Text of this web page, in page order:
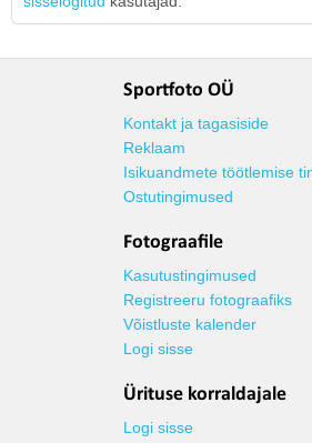
Sportfoto OÜ
Kontakt ja tagasiside
Reklaam
Isikuandmete töötlemise
Ostutingimused
Fotograafile
Kasutustingimused
Registreeru fotograafiks
Võistluste kalender
Logi sisse
Ürituse korraldajale
Logi sisse